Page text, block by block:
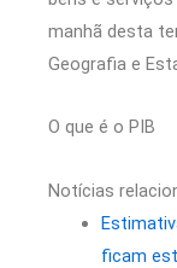
manhã desta
Geografia e
O que é o PIB
Notícias
ficam